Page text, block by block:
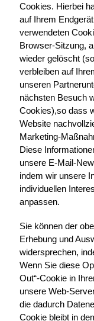
Cookies. Hierbei
auf Ihrem
verwendeten
Browser-Sitzung,
wieder gelöscht
verbleiben auf
unseren
nächsten Besuch
Cookies),so dass
Website
Marketing-
Diese
unsere E-Mail-
indem wir unsere
individuellen
anpassen.
Sie können der
Erhebung und
widersprechen,
Wenn Sie diese
Out“-Cookie in
unsere Web-
die dadurch
Cookie bleibt in